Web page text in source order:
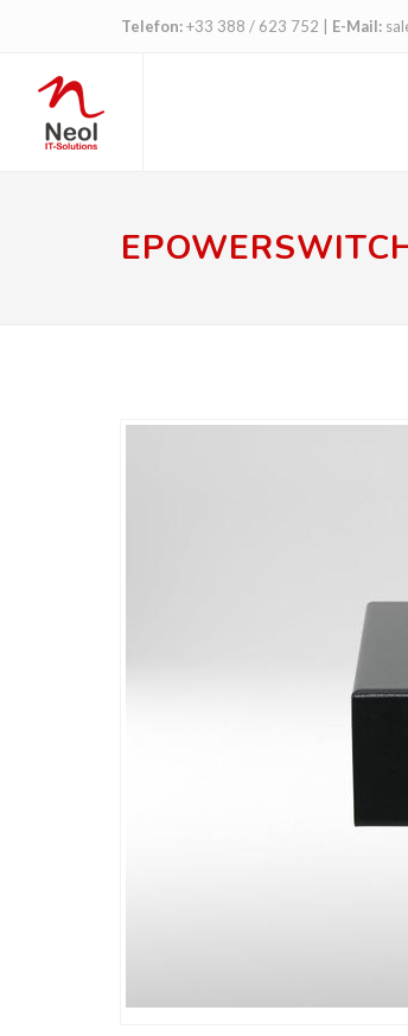
Telefon:+33 388 / 623 752 E-Mail: